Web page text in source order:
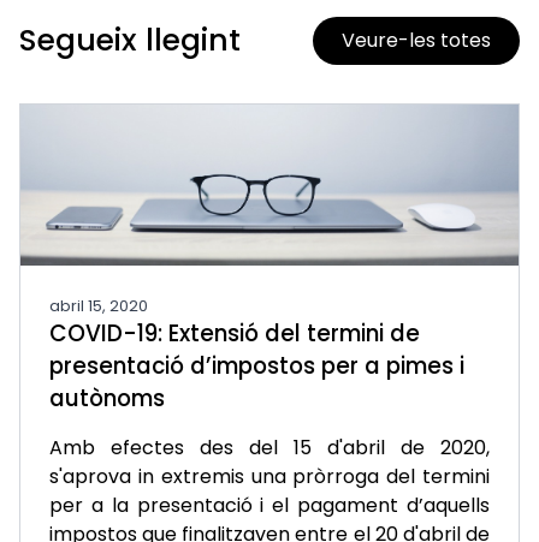
Segueix llegint Veure-les totes
abril 15, 2020
COVID-19: Extensió del termini de
presentació d’impostos per a pimes i
autònoms
Amb efectes des del 15 d'abril de 2020,
s'aprova in extremis una pròrroga del termini
per a la presentació i el pagament d’aquells
impostos que finalitzaven entre el 20 d'abril de